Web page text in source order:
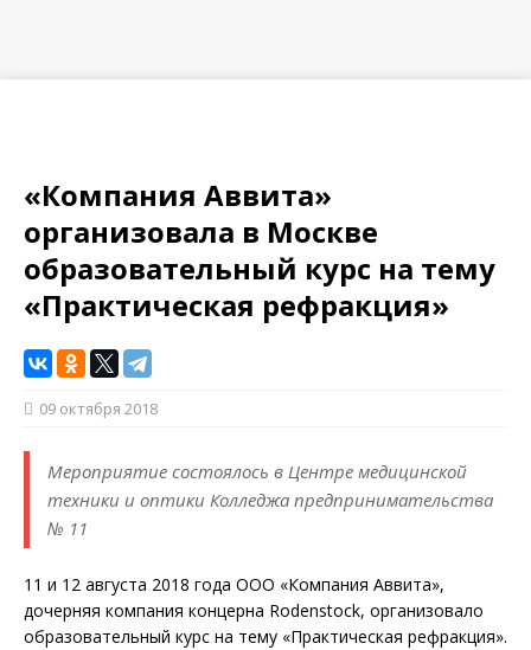
«Компания Аввита»
организовала в Москве
образовательный курс на тему
«Практическая рефракция»
09 октября 2018
Мероприятие состоялось в Центре медицинской
техники и оптики Колледжа предпринимательства
№ 11
11 и 12 августа 2018 года ООО «Компания Аввита»,
дочерняя компания концерна Rodenstock, организовало
образовательный курс на тему «Практическая рефракция».